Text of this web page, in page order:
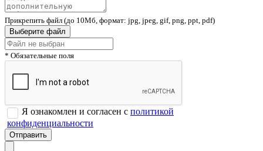
Прикрепить файл (до 10Мб, формат: jpg, jpeg, gif, png, ppt, pdf)
Выберите файл
* Обязательные поля
Я ознакомлен и согласен с политикой
конфиденциальности